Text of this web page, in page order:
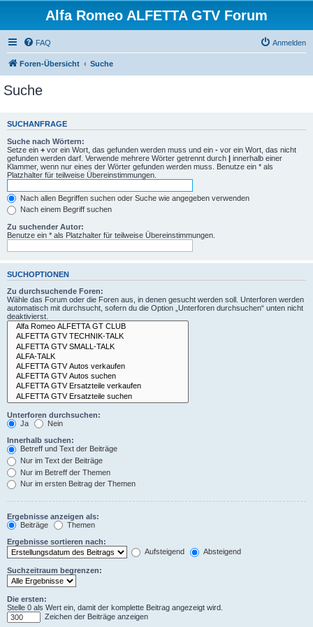
Alfa Romeo ALFETTA GTV Forum
FAQ Anmelden
Foren-Übersicht Suche
Suche
SUCHANFRAGE
Suche nach Wörtern:
Setze ein + vor ein Wort, das gefunden werden muss und ein - vor ein Wort, das nicht
gefunden werden darf. Verwende mehrere Wörter getrennt durch | innerhalb einer
Klammer, wenn nur eines der Wörter gefunden werden muss. Benutze ein * als
Platzhalter für teilweise Übereinstimmungen.
Nach allen Begriffen suchen oder Suche wie angegeben verwenden
Nach einem Begriff suchen
Zu suchender Autor:
Benutze ein * als Platzhalter für teilweise Übereinstimmungen.
SUCHOPTIONEN
Zu durchsuchende Foren:
Wähle das Forum oder die Foren aus, in denen gesucht werden soll. Unterforen werden
automatisch mit durchsucht, sofern du die Option „Unterforen durchsuchen“ unten nicht
deaktivierst.
Unterforen durchsuchen:
Ja
Nein
Innerhalb suchen:
Betreff und Text der Beiträge
Nur im Text der Beiträge
Nur im Betreff der Themen
Nur im ersten Beitrag der Themen
Ergebnisse anzeigen als:
Beiträge
Themen
Ergebnisse sortieren nach:
Aufsteigend
Absteigend
Suchzeitraum begrenzen:
Die ersten:
Stelle 0 als Wert ein, damit der komplette Beitrag angezeigt wird.
Zeichen der Beiträge anzeigen